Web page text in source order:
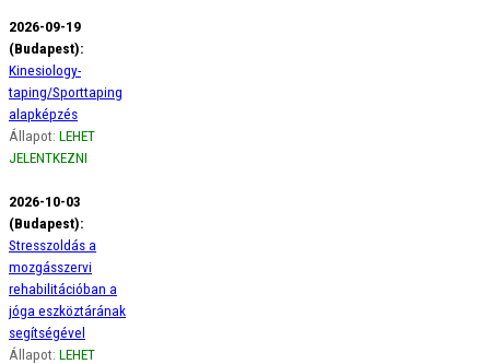
2026-09-19
(Budapest):
Kinesiology-
taping/Sporttaping
alapképzés
Állapot: LEHET
JELENTKEZNI
2026-10-03
(Budapest):
Stresszoldás a
mozgásszervi
rehabilitációban a
jóga eszköztárának
segítségével
Állapot: LEHET